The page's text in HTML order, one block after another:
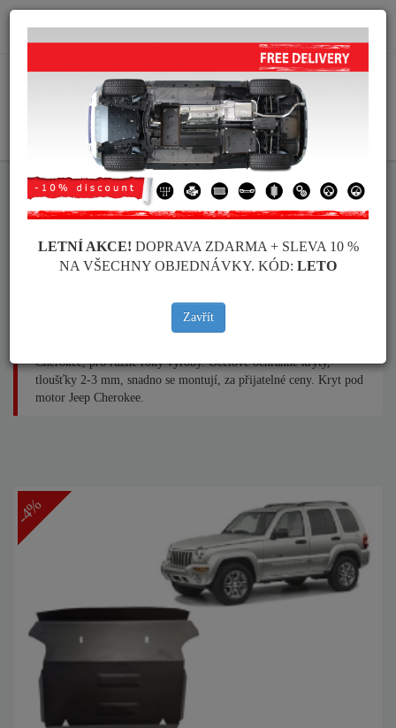
info@krytpodmotor.com
Kryt pod motor Jeep Cherokee
Cherokee, pro různé roky výroby. Ocelové ochranné kryty,
tloušťky 2-3 mm, snadno se montují, za přijatelné ceny. Kryt pod
motor Jeep Cherokee.
-4%
LETNÍ AKCE! DOPRAVA ZDARMA + SLEVA 10 %
NA VŠECHNY OBJEDNÁVKY. KÓD: LETO
Zavřít